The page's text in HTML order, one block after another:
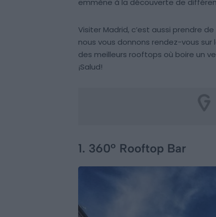
emmène à la découverte de
Visiter Madrid, c’est aussi prendre
nous vous donnons rendez-vous
des meilleurs rooftops où boire un
¡Salud!
1. 360º Rooftop Bar